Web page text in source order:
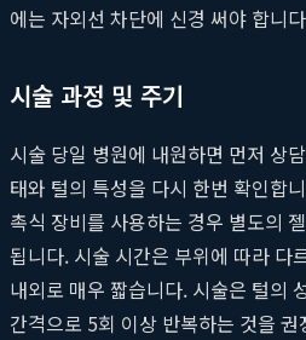
에는 자외선 차단에 신경 써야 합니
시술 과정 및 주기
시술 당일 병원에 내원하면 먼저 상
태와 털의 특성을 다시 한번 확인합
촉식 장비를 사용하는 경우 별도의
됩니다. 시술 시간은 부위에 따라 다
내외로 매우 짧습니다. 시술은 털의
간격으로 5회 이상 반복하는 것을